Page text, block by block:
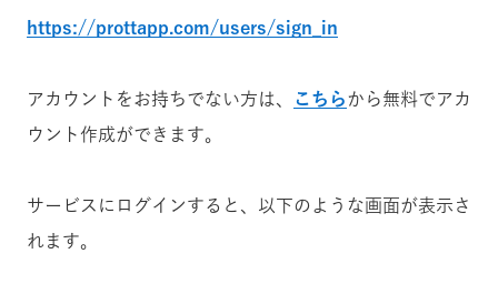
https://prottapp.com/users/sign_in
アカウントをお持ちでない方は、 こちらから無料でアカ
ウント作成ができます。
サービスにログインすると、以下のような画面が表示さ
れます。